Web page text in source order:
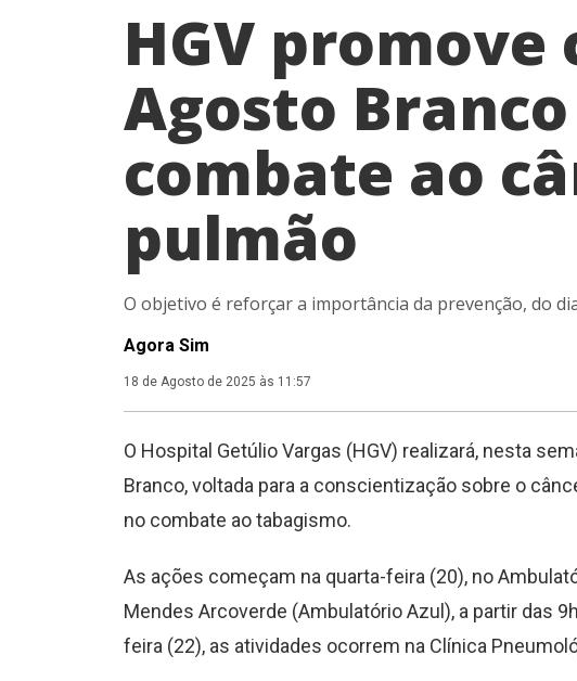
HGV promove
Agosto
combate ao
pulmão
O objetivo é reforçar a importância da prevenção, do
Agora Sim
18 de Agosto de 2025 às 11:57
O Hospital Getúlio Vargas (HGV) realizará, nesta
Branco, voltada para a conscientização sobre o
no combate ao tabagismo.
As ações começam na quarta-feira (20), no
Mendes Arcoverde (Ambulatório Azul), a partir das
feira (22), as atividades ocorrem na Clínica